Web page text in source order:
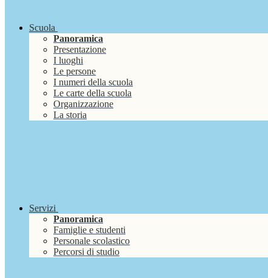
Scuola
Panoramica
Presentazione
I luoghi
Le persone
I numeri della scuola
Le carte della scuola
Organizzazione
La storia
Servizi
Panoramica
Famiglie e studenti
Personale scolastico
Percorsi di studio